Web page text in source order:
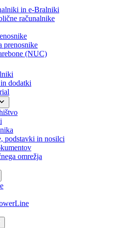
in e-Bralniki
računalnike
prenosnike
(NUC)
dodatki
podstavki in nosilci
omrežja